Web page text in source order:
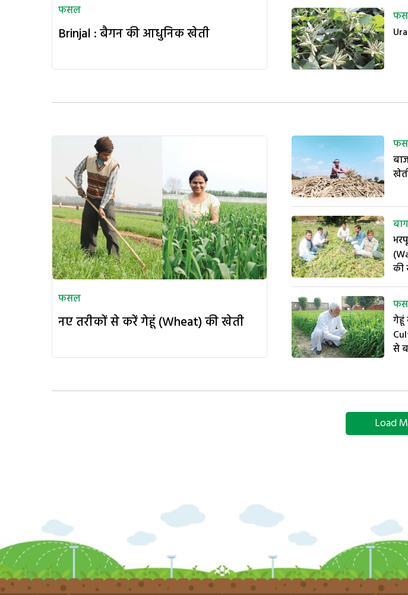
फसल
Brinjal : बैगन की आधुनिक खेती
फसल
नए तरीकों से करें गेहूं (Wheat) की खेती
की
गेहूं
से
Load